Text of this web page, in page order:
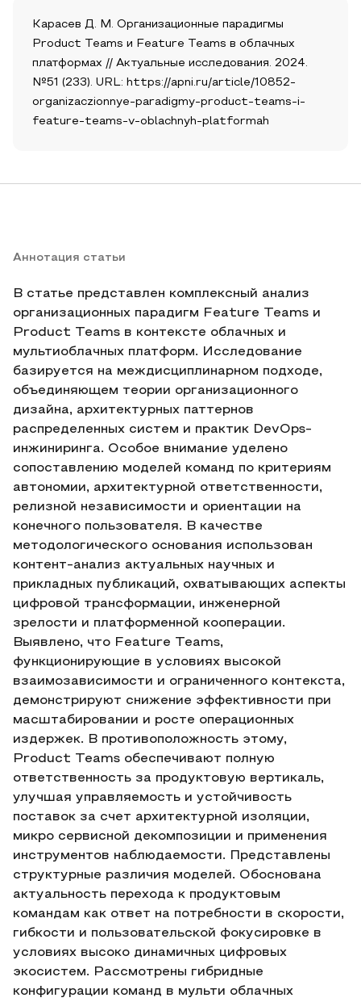
Карасев Д. М. Организационные парадигмы
Product Teams и Feature Teams в облачных
платформах // Актуальные исследования. 2024.
№51 (233). URL: https://apni.ru/article/10852-
organizaczionnye-paradigmy-product-teams-i-
feature-teams-v-oblachnyh-platformah
Аннотация статьи
В статье представлен комплексный анализ
организационных парадигм Feature Teams и
Product Teams в контексте облачных и
мультиоблачных платформ. Исследование
базируется на междисциплинарном подходе,
объединяющем теории организационного
дизайна, архитектурных паттернов
распределенных систем и практик DevOps-
инжиниринга. Особое внимание уделено
сопоставлению моделей команд по критериям
автономии, архитектурной ответственности,
релизной независимости и ориентации на
конечного пользователя. В качестве
методологического основания использован
контент-анализ актуальных научных и
прикладных публикаций, охватывающих аспекты
цифровой трансформации, инженерной
зрелости и платформенной кооперации.
Выявлено, что Feature Teams,
функционирующие в условиях высокой
взаимозависимости и ограниченного контекста,
демонстрируют снижение эффективности при
масштабировании и росте операционных
издержек. В противоположность этому,
Product Teams обеспечивают полную
ответственность за продуктовую вертикаль,
улучшая управляемость и устойчивость
поставок за счет архитектурной изоляции,
микро сервисной декомпозиции и применения
инструментов наблюдаемости. Представлены
структурные различия моделей. Обоснована
актуальность перехода к продуктовым
командам как ответ на потребности в скорости,
гибкости и пользовательской фокусировке в
условиях высоко динамичных цифровых
экосистем. Рассмотрены гибридные
конфигурации команд в мульти облачных